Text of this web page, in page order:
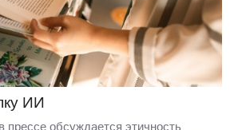
ИИ
прессе обсуждается этичность